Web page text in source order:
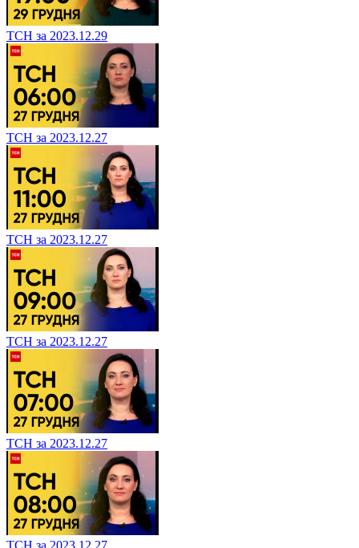
ТСН за 2023.12.29
ТСН за 2023.12.27
ТСН за 2023.12.27
ТСН за 2023.12.27
ТСН за 2023.12.27
ТСН за 2023.12.27